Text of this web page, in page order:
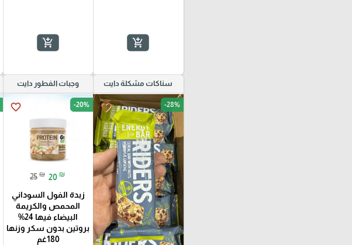
add_shopping_cart
add_shopping_cart
سناكات مشكلة دايت
favorite_border -28%
وجبات الفطور دايت
favorite_border -20%
25 ₪ 20 ₪
زبدة الفول السوداني
المحمص والكريمة
البيضاء فيها 24%
بروتين بدون سكر وزنها
180غم